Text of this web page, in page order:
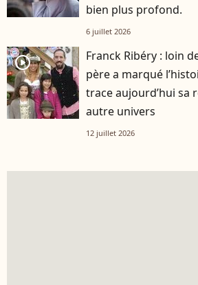
bien plus profond.
6 juillet 2026
player2
Franck Ribéry : loin
père a marqué
trace aujourd’hui sa
autre univers
12 juillet 2026